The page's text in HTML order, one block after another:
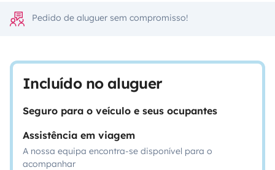
Pedido de aluguer sem compromisso!
Incluído no aluguer
Seguro para o veículo e seus ocupantes
Assistência em viagem
A nossa equipa encontra-se disponível para o
acompanhar